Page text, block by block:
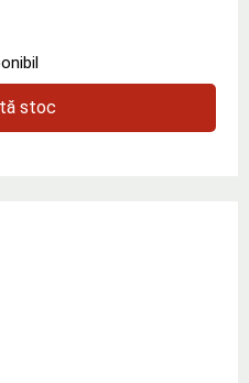
stoc